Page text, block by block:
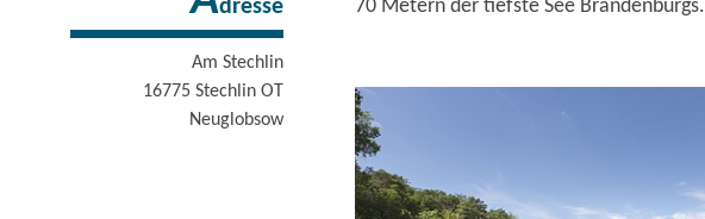
dresse
Am Stechlin
16775 Stechlin OT
Neuglobsow
70 Metern der tiefste See Brandenburgs.